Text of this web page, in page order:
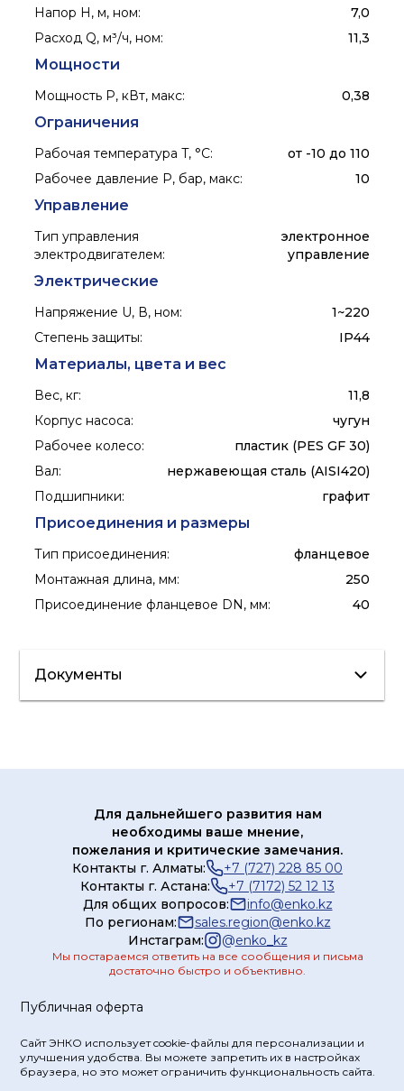
Напор H, м, ном:
7,0
Расход Q, м³/ч, ном: 11,3
Мощности
Мощность P, кВт, макс: 0,38
Ограничения
Рабочая температура T, °C:
от -10 до 110
Рабочее давление P, бар, макс: 10
Управление
Тип управления
электродвигателем:
электронное
управление
Электрические
Напряжение U, В, ном:
1~220
Степень защиты: IP44
Материалы, цвета и вес
Вес, кг:
11,8
Корпус насоса:
чугун
Рабочее колесо:
пластик (PES GF 30)
Вал:
нержавеющая сталь (AISI420)
Подшипники: графит
Присоединения и размеры
Тип присоединения:
фланцевое
Монтажная длина, мм:
250
Присоединение фланцевое DN, мм: 40
Документы
продукции
Публичная оферта
Сайт ЭНКО использует cookie-файлы для персонализации и
улучшения удобства. Вы можете запретить их в настройках
браузера, но это может ограничить функциональность сайта.
Для дальнейшего развития нам
необходимы ваше мнение,
пожелания и критические замечания.
Контакты г. Алматы:
+7 (727) 228 85 00
Контакты г. Астана:
+7 (7172) 52 12 13
Для общих вопросов:
info@enko.kz
По регионам:
sales.region@enko.kz
Инстаграм:
@enko_kz
Мы постараемся ответить на все сообщения и письма
достаточно быстро и объективно.